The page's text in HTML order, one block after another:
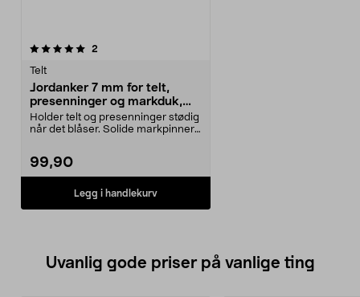
2
Telt
Jordanker 7 mm for telt,
presenninger og markduk,
10-pakning
Holder telt og presenninger stødig
når det blåser. Solide markpinner
99,90
Legg i handlekurv
Uvanlig gode priser på vanlige ting